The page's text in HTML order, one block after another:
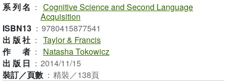
系列名 ： Cognitive Science and Second Language
Acquisition
ISBN13 ： 9780415877541
出版社 ： Taylor & Francis
作者 ：
Natasha Tokowicz
出版日 ： 2014/11/15
裝訂／頁數 ： 精裝／138頁